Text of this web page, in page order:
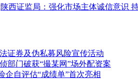
陕西证监局：强化市场主体诚信意识
证券及伪私募风险宣传活动
部门破获“撮某网”场外配资案
企自评估“成绩单”首次亮相